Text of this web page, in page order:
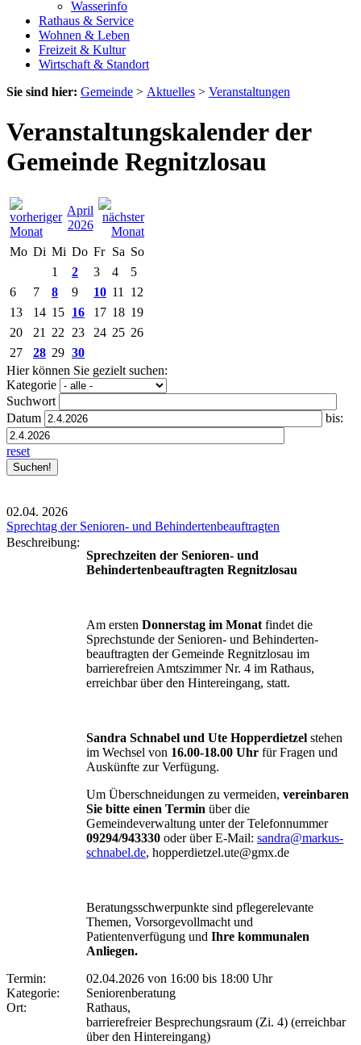
Wasserinfo
Rathaus & Service
Wohnen & Leben
Freizeit & Kultur
Wirtschaft & Standort
Sie sind hier: Gemeinde > Aktuelles > Veranstaltungen
Veranstaltungskalender der
Gemeinde Regnitzlosau
April
2026
Mo Di Mi Do Fr Sa So
1
2 3 4
5
6
7 8 9 10 11
12
13
14 15 16 17 18 19
20
21 22 23 24 25 26
27
28 29 30
Hier können Sie gezielt suchen:
Kategorie
Suchwort
Datum
bis:
reset
02.04. 2026
Sprechtag der Senioren- und Behindertenbeauftragten
Beschreibung:
Sprechzeiten der Senioren- und
Behindertenbeauftragten Regnitzlosau
Am ersten Donnerstag im Monat findet die
Sprechstunde der Senioren- und Behinderten-
beauftragten der Gemeinde Regnitzlosau im
barrierefreien Amtszimmer Nr. 4 im Rathaus,
erreichbar über den Hintereingang, statt.
Sandra Schnabel und Ute Hopperdietzel stehen
im Wechsel von 16.00-18.00 Uhr für Fragen und
Auskünfte zur Verfügung.
Um Überschneidungen zu vermeiden, vereinbaren
Sie bitte einen Termin über die
Gemeindeverwaltung unter der Telefonnummer
09294/943330 oder über E-Mail: sandra@markus-
schnabel.de, hopperdietzel.ute@gmx.de
Beratungsschwerpunkte sind pflegerelevante
Themen, Vorsorgevollmacht und
Patientenverfügung und Ihre kommunalen
Anliegen.
Termin:
02.04.2026 von 16:00 bis 18:00 Uhr
Kategorie:
Seniorenberatung
Ort:
Rathaus,
barrierefreier Besprechungsraum (Zi. 4) (erreichbar
über den Hintereingang)